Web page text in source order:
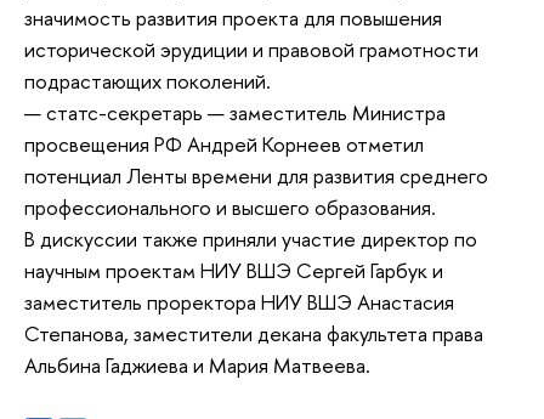
значимость развития проекта для повышения
исторической эрудиции и правовой грамотности
подрастающих поколений.
— статс-секретарь — заместитель Министра
просвещения РФ Андрей Корнеев отметил
потенциал Ленты времени для развития среднего
профессионального и высшего образования.
В дискусcии также приняли участие директор по
научным проектам НИУ ВШЭ Сергей Гарбук и
заместитель проректора НИУ ВШЭ Анастасия
Степанова, заместители декана факультета права
Альбина Гаджиева и Мария Матвеева.